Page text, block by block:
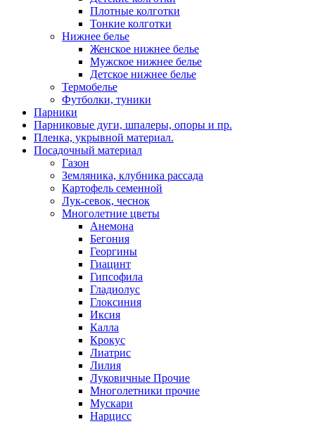
Плотные колготки
Тонкие колготки
Нижнее белье
Женское нижнее белье
Мужское нижнее белье
Детское нижнее белье
Термобелье
Футболки, туники
Парники
Парниковые дуги, шпалеры, опоры и пр.
Пленка, укрывной материал.
Посадочный материал
Газон
Земляника, клубника рассада
Картофель семенной
Лук-севок, чеснок
Многолетние цветы
Анемона
Бегония
Георгины
Гиацинт
Гипсофила
Гладиолус
Глоксиния
Иксия
Калла
Крокус
Лиатрис
Лилия
Луковичные Прочие
Многолетники прочие
Мускари
Нарцисс